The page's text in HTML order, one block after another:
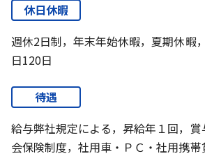
休日休暇
週休2日制，年末年始休暇，夏期休暇
日120日
待遇
給与弊社規定による，昇給年１回，
会保険制度，社用車・ＰＣ・社用携